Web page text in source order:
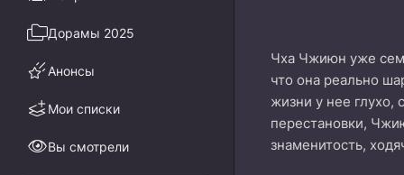
Чха Чжиюн уже
что она реально
жизни у нее глухо,
перестановки,
знаменитость,
Дорамы 2025
Анонсы
Мои списки
Вы смотрели